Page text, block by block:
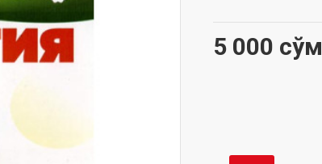
5 000 сўм